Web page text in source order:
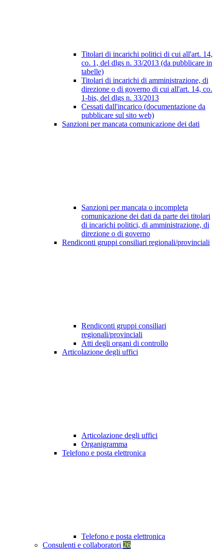
Titolari di incarichi politici di cui all'art. 14,
co. 1, del dlgs n. 33/2013 (da pubblicare in
tabelle)
Titolari di incarichi di amministrazione, di
direzione o di governo di cui all'art. 14, co.
1-bis, del dlgs n. 33/2013
Cessati dall'incarico (documentazione da
pubblicare sul sito web)
Sanzioni per mancata comunicazione dei dati
Sanzioni per mancata o incompleta
comunicazione dei dati da parte dei titolari
di incarichi politici, di amministrazione, di
direzione o di governo
Rendiconti gruppi consiliari regionali/provinciali
Rendiconti gruppi consiliari
regionali/provinciali
Atti degli organi di controllo
Articolazione degli uffici
Articolazione degli uffici
Organigramma
Telefono e posta elettronica
Telefono e posta elettronica
Consulenti e collaboratori 26